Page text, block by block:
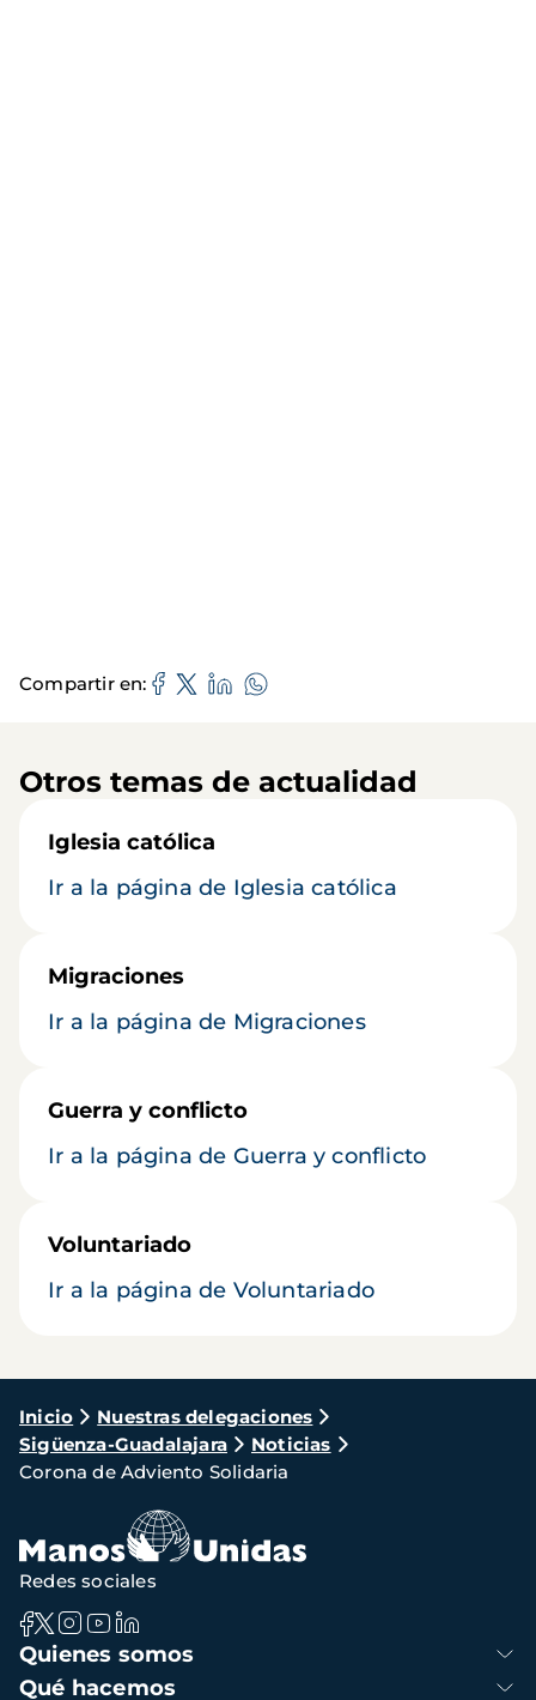
Compartir en
Otros temas de actualidad
Iglesia católica
Ir a la página de Iglesia católica
Migraciones
Ir a la página de Migraciones
Guerra y conflicto
Ir a la página de Guerra y conflicto
Voluntariado
Ir a la página de Voluntariado
Ruta
de
navegación
Inicio
Nuestras delegaciones
Sigüenza-Guadalajara
Noticias
Corona de Adviento Solidaria
Navegación
principal
Quienes somos
Qué hacemos
Redes sociales